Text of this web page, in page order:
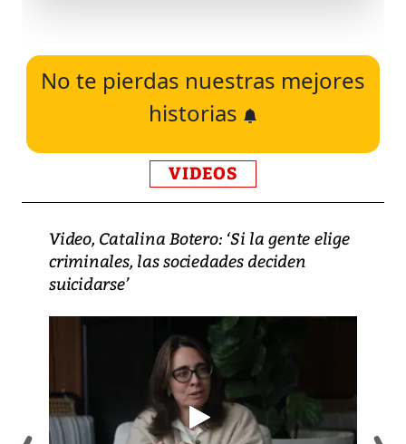
No te pierdas nuestras mejores
historias
VIDEOS
Video, Catalina Botero: ‘Si la gente elige
criminales, las sociedades deciden
suicidarse’